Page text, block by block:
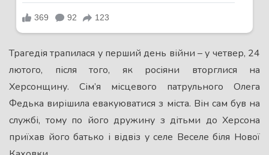
Трагедія трапилася у перший день війни – у четвер, 24
лютого, після того, як росіяни вторглися на
Херсонщину. Сім’я місцевого патрульного Олега
Федька вирішила евакуюватися з міста. Він сам був на
службі, тому по його дружину з дітьми до Херсона
приїхав його батько і відвіз у селе Веселе біля Нової